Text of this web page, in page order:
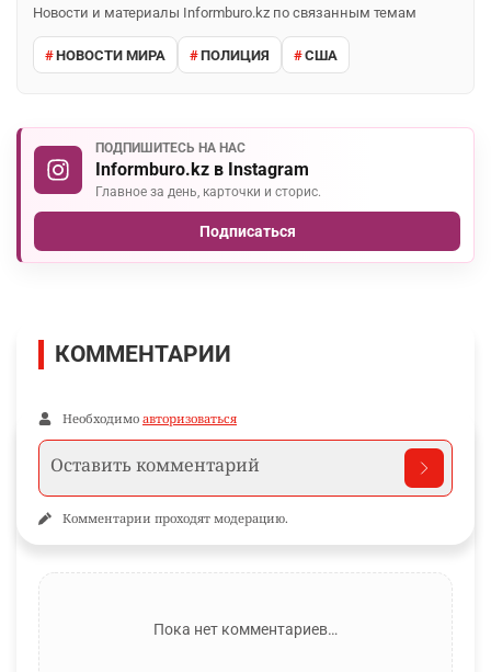
Новости и материалы Informburo.kz по связанным темам
НОВОСТИ МИРА ПОЛИЦИЯ США
ПОДПИШИТЕСЬ НА НАС
Informburo.kz в Instagram
Главное за день, карточки и сторис.
Подписаться
КОММЕНТАРИИ
Необходимо авторизоваться
Комментарии проходят модерацию.
Пока нет комментариев…